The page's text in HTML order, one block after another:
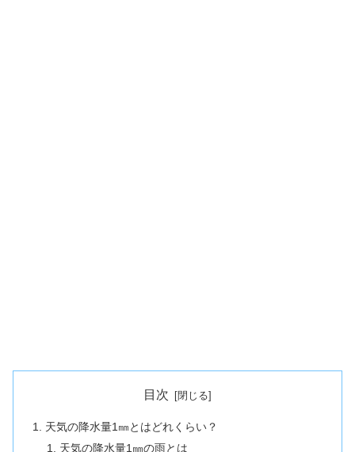
目次
天気の降水量1㎜とはどれくらい？
天気の降水量1㎜の雨とは